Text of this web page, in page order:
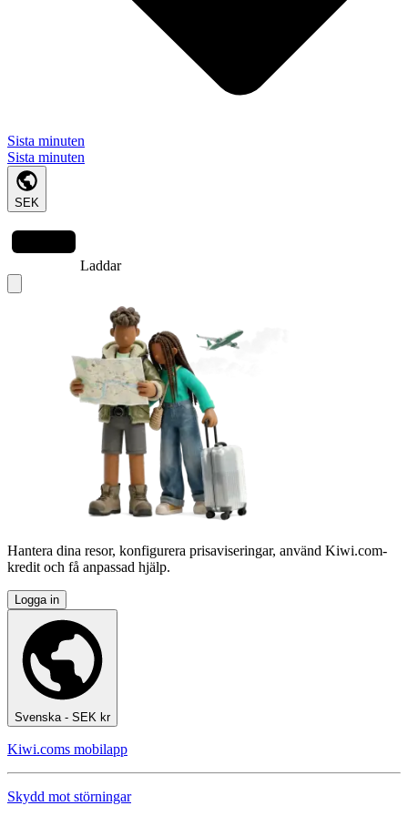
Sista minuten
Sista minuten
SEK
Laddar
Hantera dina resor, konfigurera prisaviseringar, använd Kiwi.com-
kredit och få anpassad hjälp.
Logga in
Svenska - SEK kr
Kiwi.coms mobilapp
Skydd mot störningar